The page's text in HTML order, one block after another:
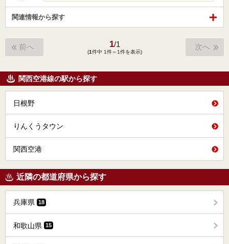
関連情報から探す
前へ 1/1
(1件中 1件～1件を表示)
次へ
関西空港線の駅から探す
日根野
りんくうタウン
関西空港
近隣の都道府県から探す
兵庫県 18
和歌山県 15